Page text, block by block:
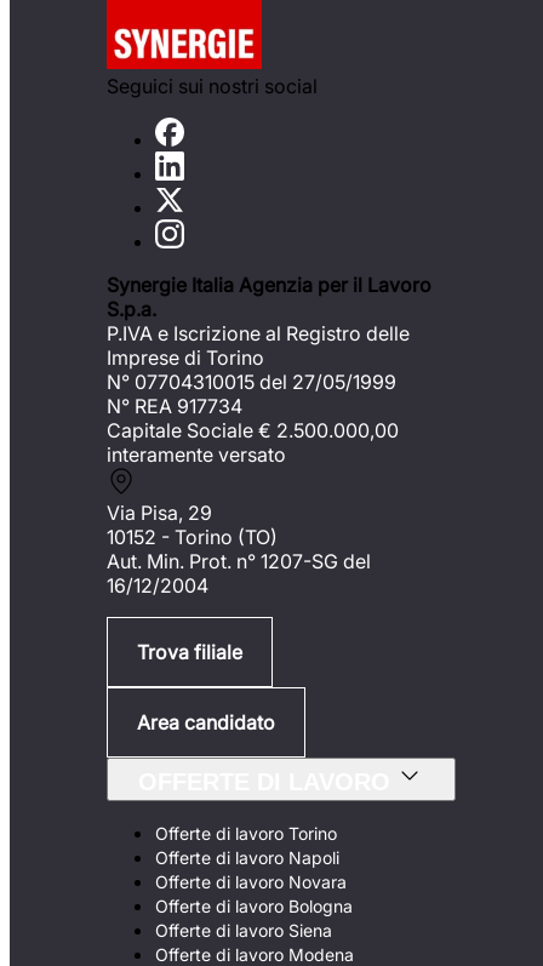
Seguici sui nostri social
Synergie Italia Agenzia per il Lavoro
S.p.a.
P.IVA e Iscrizione al Registro delle
Imprese di Torino
N° 07704310015 del 27/05/1999
N° REA 917734
Capitale Sociale € 2.500.000,00
interamente versato
Via Pisa, 29
10152 - Torino (TO)
Aut. Min. Prot. n° 1207-SG del
16/12/2004
Trova filiale
Area candidato
Offerte di lavoro Torino
Offerte di lavoro Napoli
Offerte di lavoro Novara
Offerte di lavoro Bologna
Offerte di lavoro Siena
Offerte di lavoro Modena